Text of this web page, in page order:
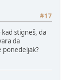
#17
stigneš, da
da
ponedeljak?